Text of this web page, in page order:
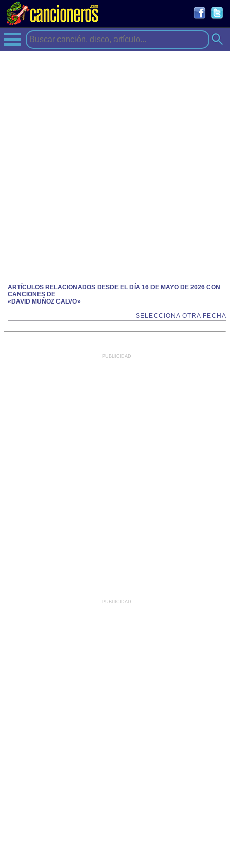
ARTÍCULOS RELACIONADOS DESDE EL DÍA 16 DE MAYO DE 2026 CON
CANCIONES DE
«DAVID MUÑOZ CALVO»
SELECCIONA OTRA FECHA
PUBLICIDAD
PUBLICIDAD